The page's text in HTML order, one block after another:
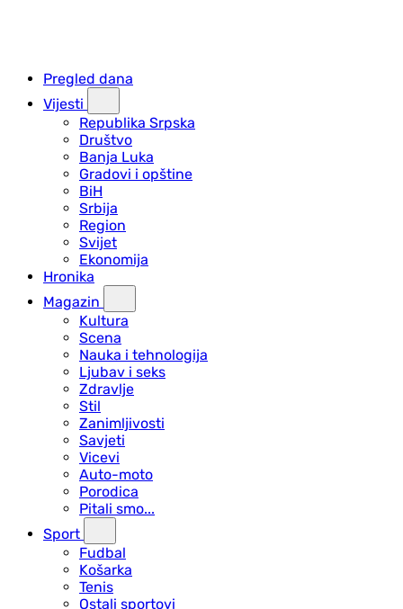
Pregled dana
Vijesti
Republika Srpska
Društvo
Banja Luka
Gradovi i opštine
BiH
Srbija
Region
Svijet
Ekonomija
Hronika
Magazin
Kultura
Scena
Nauka i tehnologija
Ljubav i seks
Zdravlje
Stil
Zanimljivosti
Savjeti
Vicevi
Auto-moto
Porodica
Pitali smo...
Sport
Fudbal
Košarka
Tenis
Ostali sportovi